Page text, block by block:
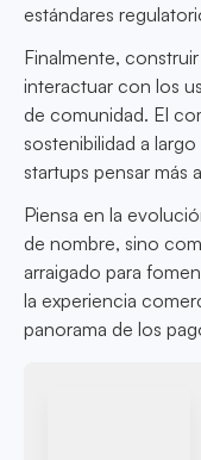
estándares
Finalmente,
interactuar con los
de comunidad. El
sostenibilidad a
startups pensar más
Piensa en la
de nombre, sino
arraigado para
la experiencia
panorama de los